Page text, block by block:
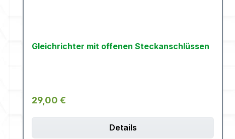
Gleichrichter mit offenen Steckanschlüssen
Regulärer Preis:
29,00 €
Details